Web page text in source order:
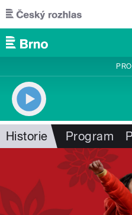
Přejít k hlavnímu obsahu
Historie Program